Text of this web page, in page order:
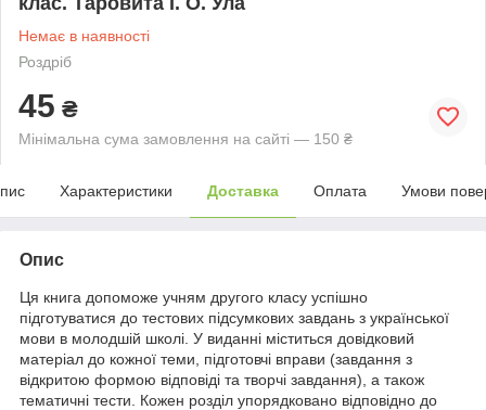
Немає в наявності
Роздріб
45 ₴
Мінімальна сума замовлення на сайті — 150 ₴
Характеристики Доставка Оплата Умови
Опис
Ця книга допоможе учням другого класу успішно
підготуватися до тестових підсумкових завдань з української
мови в молодшій школі. У виданні міститься довідковий
матеріал до кожної теми, підготовчі вправи (завдання з
відкритою формою відповіді та творчі завдання), а також
тематичні тести. Кожен розділ упорядковано відповідно до